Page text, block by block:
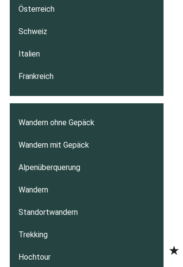
★
Österreich
Schweiz
Italien
Frankreich
Wandern ohne Gepäck
Wandern mit Gepäck
Alpenüberquerung
Wandern
Standortwandern
Trekking
Hochtour